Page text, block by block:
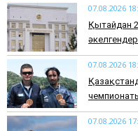
07.08.2026
Қытайдан
07.08.2026
07.08.2026